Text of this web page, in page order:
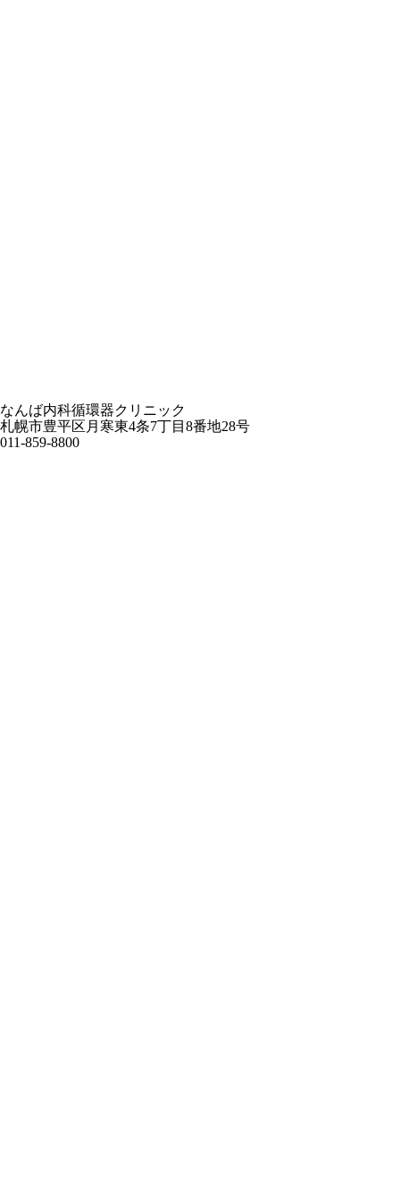
なんば内科循環器クリニック
札幌市豊平区月寒東4条7丁目8番地28号
011-859-8800